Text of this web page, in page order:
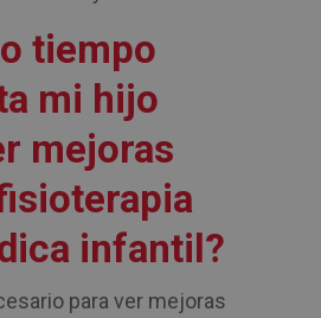
tiempo
mi hijo
mejoras
infantil?
para ver mejoras